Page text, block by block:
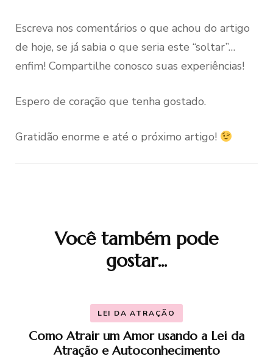
Escreva nos comentários o que achou do artigo
de hoje, se já sabia o que seria este “soltar”…
enfim! Compartilhe conosco suas experiências!
Espero de coração que tenha gostado.
Gratidão enorme e até o próximo artigo!
NavegaçãoVocê também pode
gostar...
LEI DA ATRAÇÃO
Como Atrair um Amor usando a Lei da
Atração e Autoconhecimento